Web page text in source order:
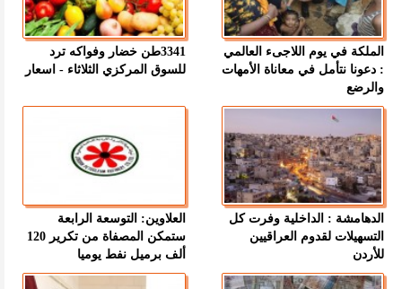
الملكة في يوم اللاجىء العالمي
: دعونا نتأمل في معاناة الأمهات
والرضع
3341طن خضار وفواكه ترد
للسوق المركزي الثلاثاء - اسعار
الدهامشة : الداخلية وفرت كل
التسهيلات لقدوم العراقيين
للأردن
العلاوين: التوسعة الرابعة
ستمكن المصفاة من تكرير 120
ألف برميل نفط يوميا